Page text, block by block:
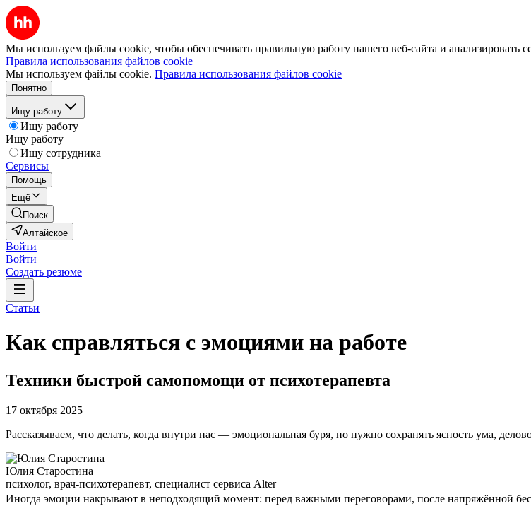
Мы используем файлы cookie, чтобы обеспечивать правильную работу нашего веб-сайта и анализировать
Правила использования файлов cookie
Мы используем файлы cookie. Правила использования файлов cookie
Понятно
Ищу работу
Ищу работу
Ищу работу
Ищу сотрудника
Сервисы
Помощь
Ещё
Поиск
Алтайское
Войти
Войти
Создать резюме
Статьи
Как справляться с эмоциями на работе
Техники быстрой самопомощи от психотерапевта
17 октября 2025
Рассказываем, что делать, когда внутри нас — эмоциональная буря, но нужно сохранять ясность ума,
Юлия Старостина
психолог, врач-психотерапевт, специалист сервиса Alter
Иногда эмоции накрывают в неподходящий момент: перед важными переговорами, после напряжённой